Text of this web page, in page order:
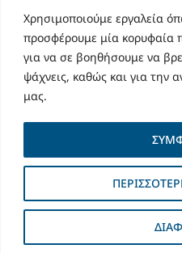
Χρησιμοποιούμε εργαλεία
προσφέρουμε μία κορυφαία
για να σε βοηθήσουμε να
ψάχνεις, καθώς και για την
μας.